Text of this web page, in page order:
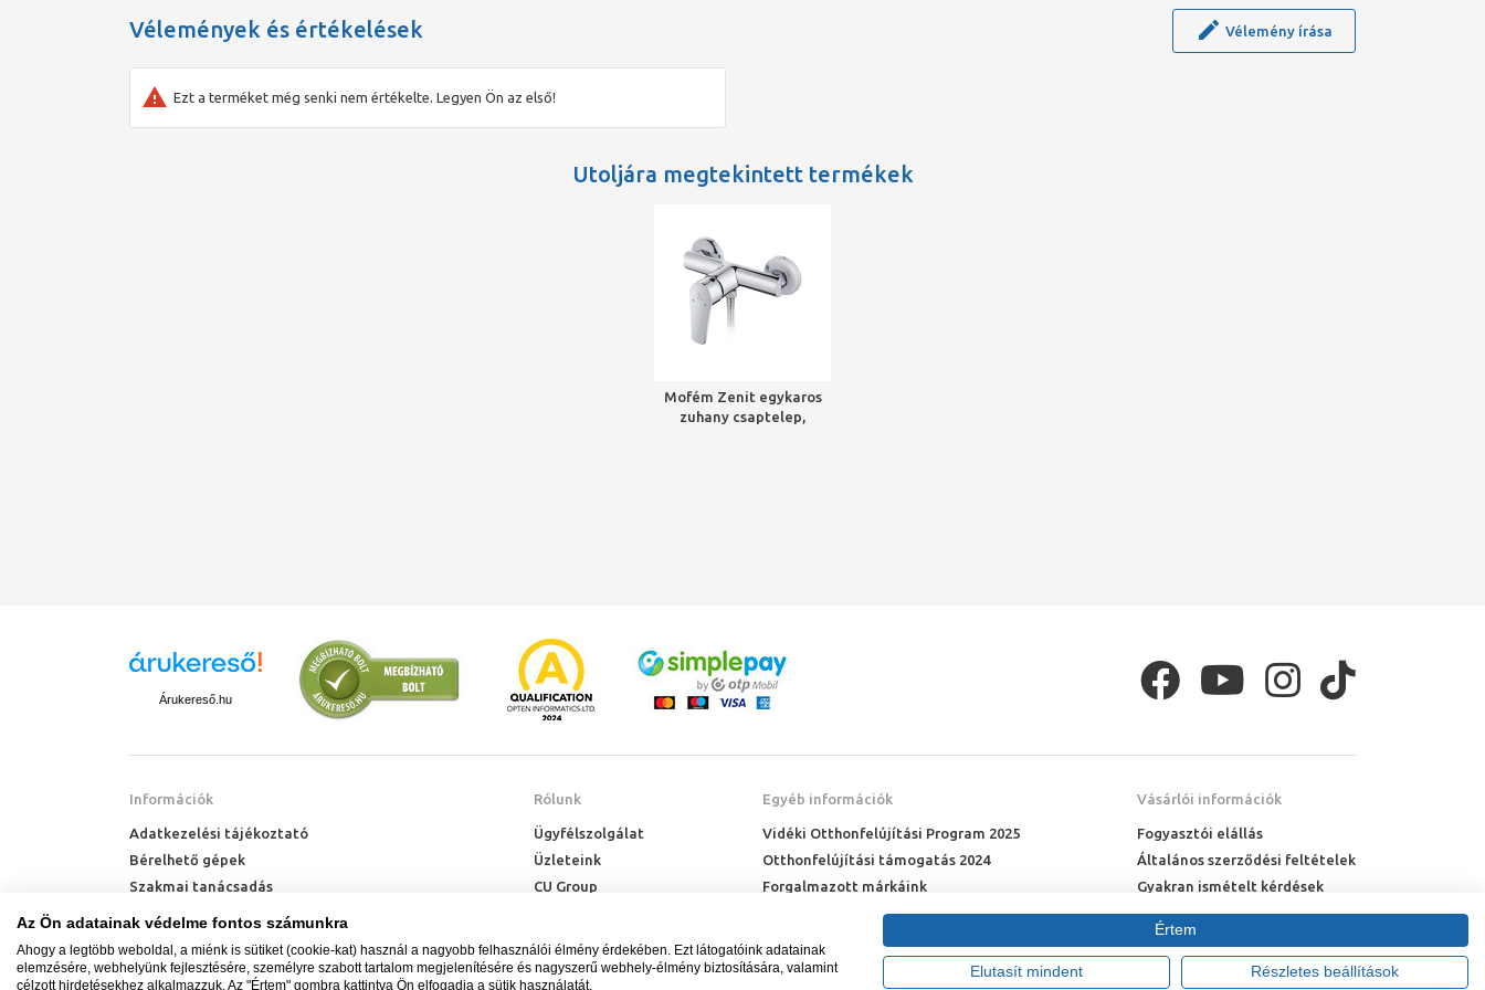
Vélemények és értékelések Vélemény írása
Ezt a terméket még senki nem értékelte. Legyen Ön az első!
Utoljára megtekintett termékek
Mofém Zenit egykaros
zuhany csaptelep,
Árukereső.hu
Információk
Adatkezelési tájékoztató
Bérelhető gépek
Szakmai tanácsadás
Technik Cool Pro hőszivattyú tájékoztató
Hőszivattyú kalkulátor
Rólunk
Ügyfélszolgálat
Üzleteink
CU Group
Egyéb információk
Vidéki Otthonfelújítási Program 2025
Otthonfelújítási támogatás 2024
Forgalmazott márkáink
Adatkezelési kérelem
Vásárlói információk
Fogyasztói elállás
Általános szerződési feltételek
Gyakran ismételt kérdések
Online rendelés menete
Fizetési feltételek
Az Ön adatainak védelme fontos számunkra
Ahogy a legtöbb weboldal, a miénk is sütiket (cookie-kat) használ a nagyobb felhasználói élmény érdekében. Ezt látogatóink adatainak
elemzésére, webhelyünk fejlesztésére, személyre szabott tartalom megjelenítésére és nagyszerű webhely-élmény biztosítására, valamint
célzott hirdetésekhez alkalmazzuk. Az "Értem" gombra kattintva Ön elfogadja a sütik használatát.
Értem
Elutasít mindent Részletes beállítások